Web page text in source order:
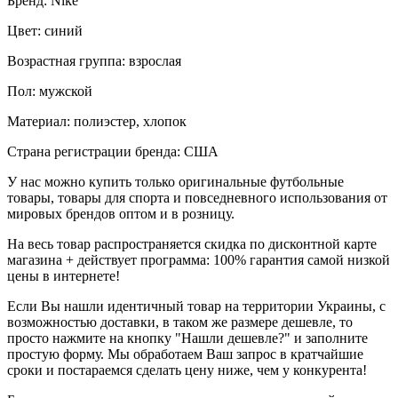
Цвет: синий
Возрастная группа: взрослая
Пол: мужской
Материал: полиэстер, хлопок
Страна регистрации бренда: США
У нас можно купить только оригинальные футбольные
товары, товары для спорта и повседневного использования от
мировых брендов оптом и в розницу.
На весь товар распространяется скидка по дисконтной карте
магазина + действует программа: 100% гарантия самой низкой
цены в интернете!
Если Вы нашли идентичный товар на территории Украины, с
возможностью доставки, в таком же размере дешевле, то
просто нажмите на кнопку "Нашли дешевле?" и заполните
простую форму. Мы обработаем Ваш запрос в кратчайшие
сроки и постараемся сделать цену ниже, чем у конкурента!